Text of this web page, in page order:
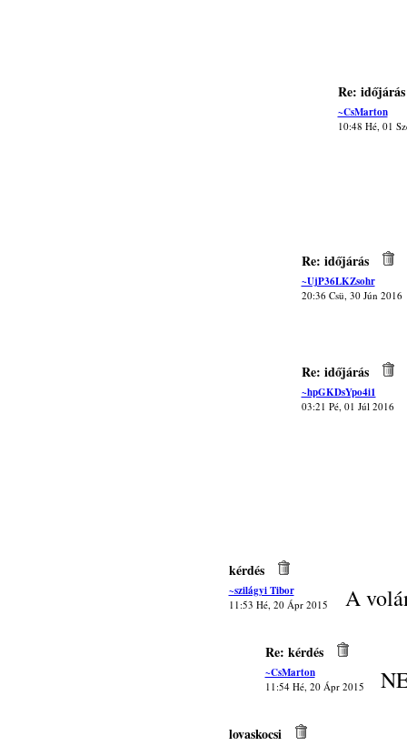
Re: időjárás
~CsMarton
10:48 Hé, 01
Re: időjárás
~UjP36LKZsohr
20:36 Csü, 30 Jún 2016
Re: időjárás
~hpGKDsYpo4i1
03:21 Pé, 01 Júl 2016
kérdés
~szilágyi Tibor
11:53 Hé, 20 Ápr 2015 A
Re: kérdés
~CsMarton
11:54 Hé, 20 Ápr 2015
lovaskocsi